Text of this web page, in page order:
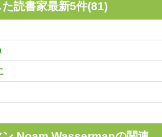
読書家最新5件(81)